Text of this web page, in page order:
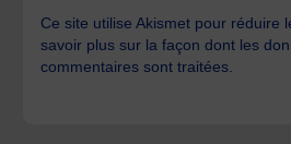
Ce site utilise Akismet pour réduire
savoir plus sur la façon dont les
commentaires sont traitées.